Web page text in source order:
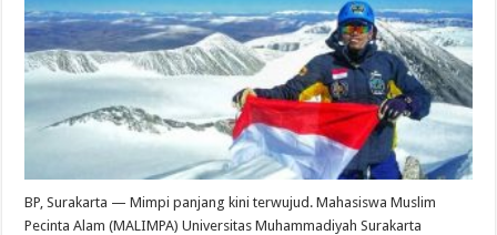
BP, Surakarta — Mimpi panjang kini terwujud. Mahasiswa Muslim
Pecinta Alam (MALIMPA) Universitas Muhammadiyah Surakarta